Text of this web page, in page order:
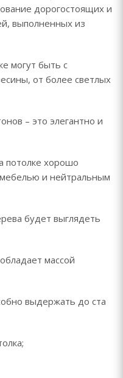
дорогостоящих и
выполненных из
могут быть с
от более светлых
– это элегантно и
потолке хорошо
и нейтральным
будет выглядеть
массой
выдержать до ста